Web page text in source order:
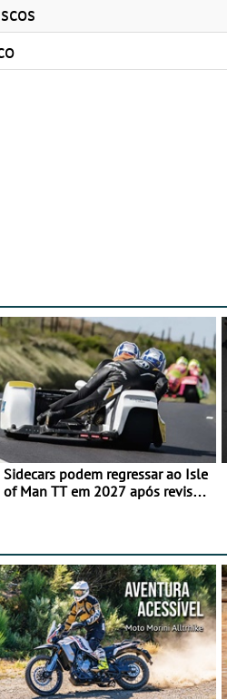
Sidecars podem regressar ao Isle
of Man TT em 2027 após revisão